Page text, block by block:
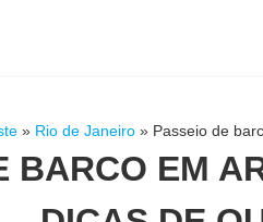
» Rio de Janeiro » Passeio de
BARCO EM